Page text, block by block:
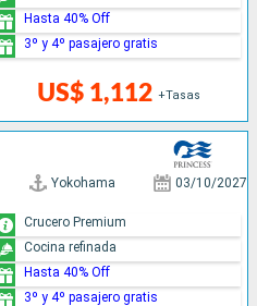
US$ 1,112 +Tasas
Hasta 40% Off
3º y 4º pasajero gratis
Yokohama 03/10/2027
Crucero Premium
Cocina refinada
Hasta 40% Off
3º y 4º pasajero gratis